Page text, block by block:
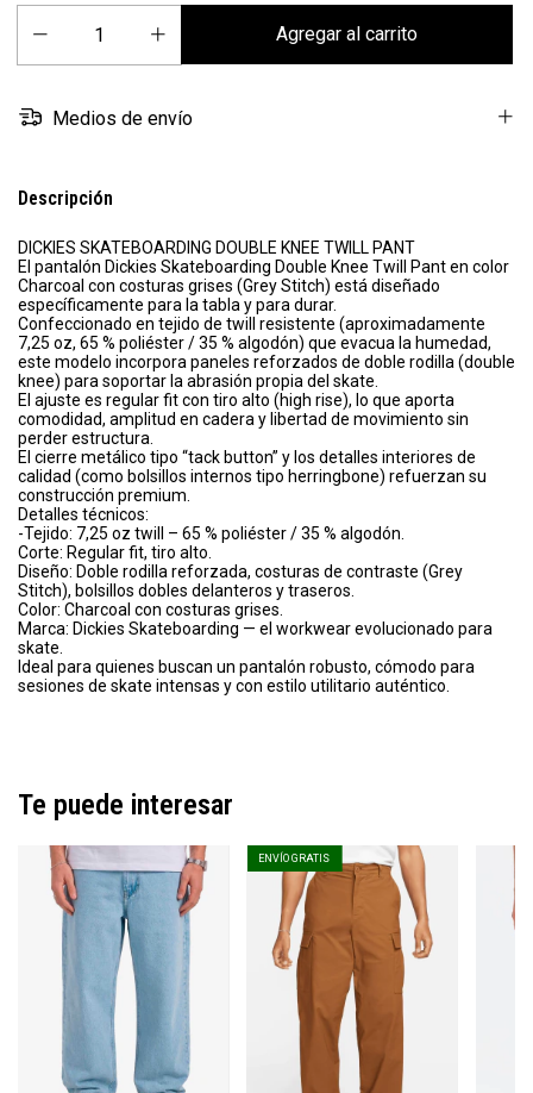
Medios de envío
Descripción
DICKIES SKATEBOARDING DOUBLE KNEE TWILL PANT
El pantalón Dickies Skateboarding Double Knee Twill Pant en color
Charcoal con costuras grises (Grey Stitch) está diseñado
específicamente para la tabla y para durar.
Confeccionado en tejido de twill resistente (aproximadamente
7,25 oz, 65 % poliéster / 35 % algodón) que evacua la humedad,
este modelo incorpora paneles reforzados de doble rodilla (double
knee) para soportar la abrasión propia del skate.
El ajuste es regular fit con tiro alto (high rise), lo que aporta
comodidad, amplitud en cadera y libertad de movimiento sin
perder estructura.
El cierre metálico tipo “tack button” y los detalles interiores de
calidad (como bolsillos internos tipo herringbone) refuerzan su
construcción premium.
Detalles técnicos:
-Tejido: 7,25 oz twill – 65 % poliéster / 35 % algodón.
Corte: Regular fit, tiro alto.
Diseño: Doble rodilla reforzada, costuras de contraste (Grey
Stitch), bolsillos dobles delanteros y traseros.
Color: Charcoal con costuras grises.
Marca: Dickies Skateboarding — el workwear evolucionado para
skate.
Ideal para quienes buscan un pantalón robusto, cómodo para
sesiones de skate intensas y con estilo utilitario auténtico.
Te puede interesar
ENVÍO GRATIS